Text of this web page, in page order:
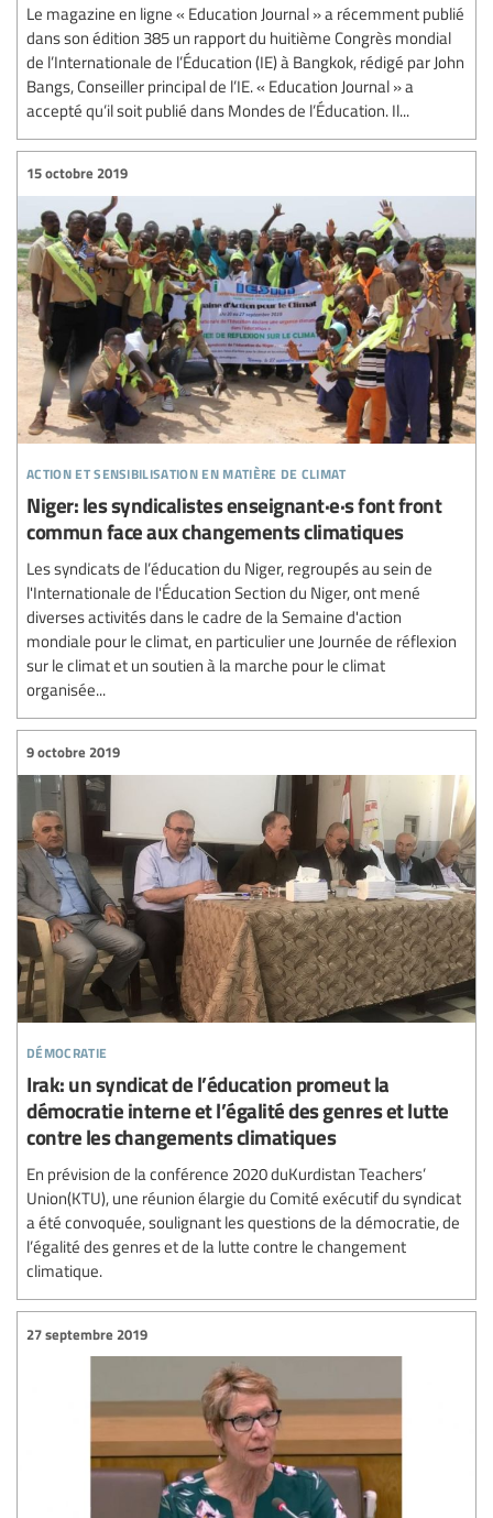
Le magazine en ligne « Education Journal » a récemment publié
dans son édition 385 un rapport du huitième Congrès mondial
de l’Internationale de l’Éducation (IE) à Bangkok, rédigé par John
Bangs, Conseiller principal de l’IE. « Education Journal » a
accepté qu’il soit publié dans Mondes de l’Éducation. Il...
action et sensibilisation en matière de climat
15 octobre 2019
Niger: les syndicalistes enseignant·e·s font front
commun face aux changements climatiques
Les syndicats de l’éducation du Niger, regroupés au sein de
l'Internationale de l'Éducation Section du Niger, ont mené
diverses activités dans le cadre de la Semaine d'action
mondiale pour le climat, en particulier une Journée de réflexion
sur le climat et un soutien à la marche pour le climat
organisée...
démocratie
9 octobre 2019
Irak: un syndicat de l’éducation promeut la
démocratie interne et l’égalité des genres et lutte
contre les changements climatiques
En prévision de la conférence 2020 duKurdistan Teachers’
Union(KTU), une réunion élargie du Comité exécutif du syndicat
a été convoquée, soulignant les questions de la démocratie, de
l’égalité des genres et de la lutte contre le changement
climatique.
27 septembre 2019